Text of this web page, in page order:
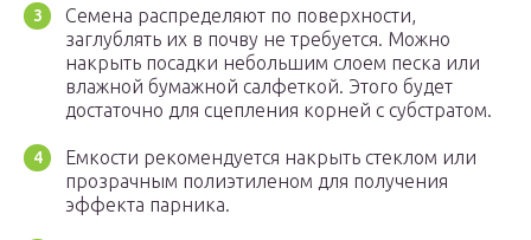
Семена распределяют по поверхности,
заглублять их в почву не требуется. Можно
накрыть посадки небольшим слоем песка или
влажной бумажной салфеткой. Этого будет
достаточно для сцепления корней с субстратом.
Емкости рекомендуется накрыть стеклом или
прозрачным полиэтиленом для получения
эффекта парника.